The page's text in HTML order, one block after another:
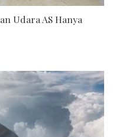
Udara AS Hanya